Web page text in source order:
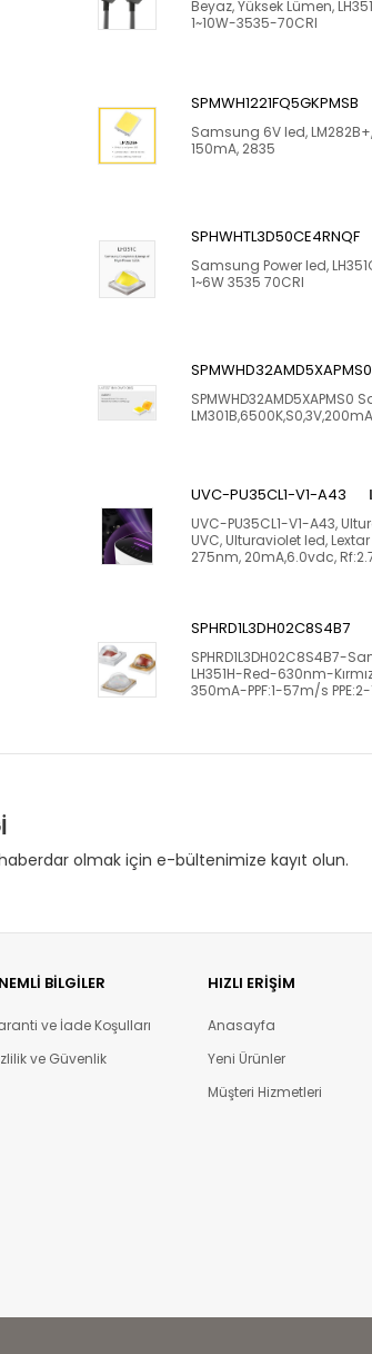
Beyaz, Yüksek Lümen,
1~10W-3535-70CRI
SPMWH1221FQ5GKPMSB
Samsung 6V led,
150mA, 2835
SPHWHTL3D50CE4RNQF
Samsung Power led,
1~6W 3535 70CRI
SPMWHD32AMD5XAPMS0
SPMWHD32AMD5XAPMS0
UVC-PU35CL1-V1-A43
UVC-PU35CL1-V1-A43,
UVC, Ulturaviolet led, Lextar
275nm, 20mA,6.0vdc,
SPHRD1L3DH02C8S4B7
SPHRD1L3DH02C8S4B7-
LH351H-Red-630nm-
350mA-PPF:1-57m/s
olmak için e-bültenimize kayıt olun.
BILGILER
ve İade Koşulları
ve Güvenlik
HIZLI ERIŞIM
Anasayfa
Yeni Ürünler
Müşteri Hizmetleri